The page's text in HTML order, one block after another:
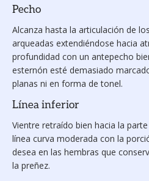
Pecho
Alcanza hasta la articulación de
arqueadas extendiéndose hacia
profundidad con un antepecho
esternón esté demasiado
planas ni en forma de tonel.
Línea inferior
Vientre retraído bien hacia la
línea curva moderada con la
desea en las hembras que
la preñez.